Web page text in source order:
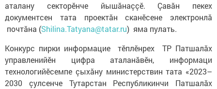
аталану секторӗнче йышăнаççӗ. Çавăн пекех
документсен тата проектăн сканӗсене электронлă
почтăна (Shilina.Tatyana@tatar.ru) яма пулать.
Конкурс пирки информацие тӗплӗнрех ТР Патшалăх
управленийӗн цифра аталанăвӗн, информаци
технологийӗсемпе çыхăну министерствин тата «2023–
2030 çулсенче Тутарстан Республикинчи Патшалăх